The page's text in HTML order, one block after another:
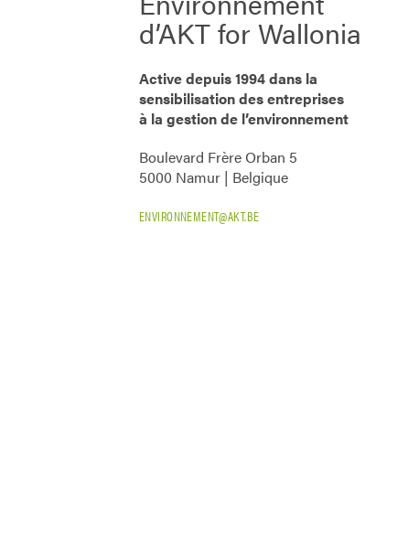
d’AKT for Wallonia
Active depuis 1994 dans la
sensibilisation des entreprises
à la gestion de l’environnement
Boulevard Frère Orban 5
5000 Namur | Belgique
ENVIRONNEMENT@AKT.BE